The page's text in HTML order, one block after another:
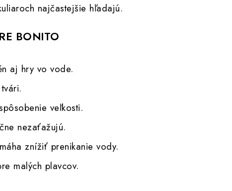
najčastejšie hľadajú.
BONITO
aj hry vo vode.
veľkosti.
nezaťažujú.
znížiť prenikanie vody.
malých plavcov.